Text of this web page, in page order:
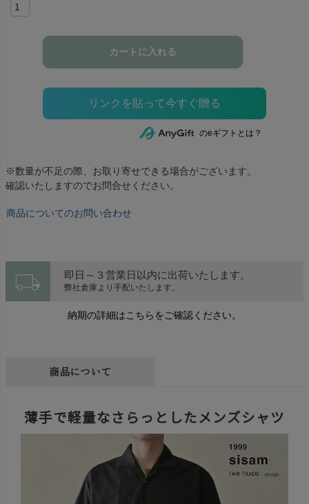
カートに入れる
のeギフトとは？
※数量が不足の際、お取り寄せできる場合がございます。
確認いたしますのでお問合せください。
商品についてのお問い合わせ
local_shipping 即日～３営業日以内に出荷いたします。
弊社倉庫より手配いたします。
納期の詳細はこちらをご確認ください。
商品について
薄手で軽量なさらっとしたメンズシャツ